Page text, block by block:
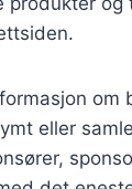
om
eller